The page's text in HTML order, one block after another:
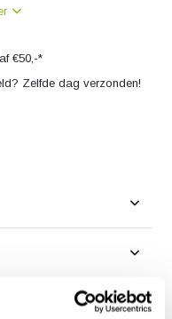
€50,-*
Zelfde dag verzonden!